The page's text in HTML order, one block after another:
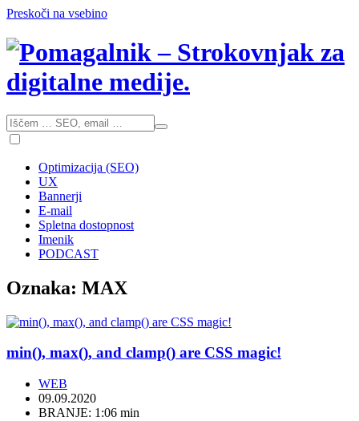
Preskoči na vsebino
Optimizacija (SEO)
UX
Bannerji
E-mail
Spletna dostopnost
Imenik
PODCAST
Oznaka: MAX
min(), max(), and clamp() are CSS magic!
WEB
09.09.2020
BRANJE: 1:06 min